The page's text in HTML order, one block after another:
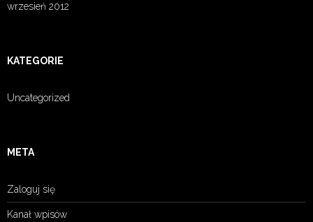
wrzesień 2012
KATEGORIE
Uncategorized
META
Zaloguj się
Kanał wpisów